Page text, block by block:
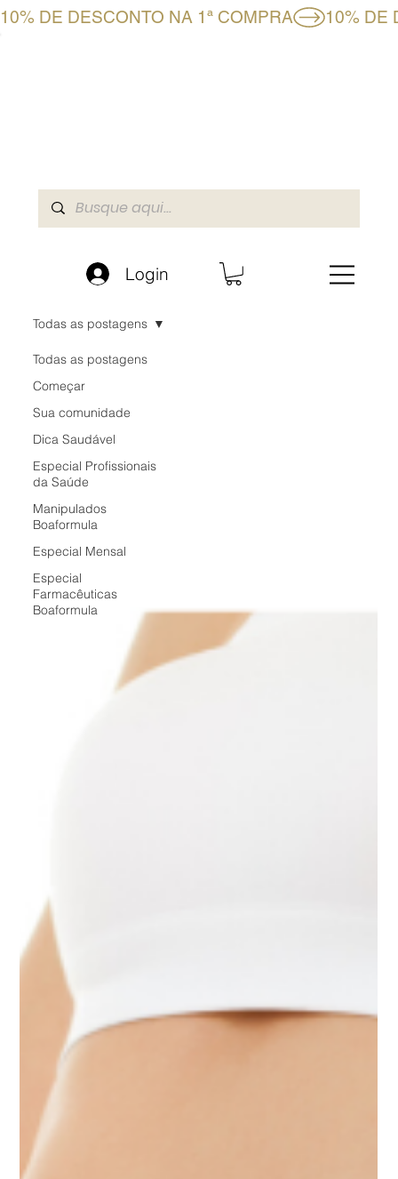
10% DE DESCONTO NA 1ª COMPRA
Login
Todas as postagens
Começar
Sua comunidade
Dica Saudável
Especial Profissionais
da Saúde
Manipulados
Boaformula
Especial Mensal
Especial
Farmacêuticas
Boaformula
Todas as postagens